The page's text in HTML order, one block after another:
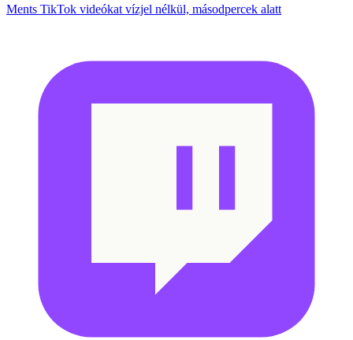
Ments TikTok videókat vízjel nélkül, másodpercek alatt